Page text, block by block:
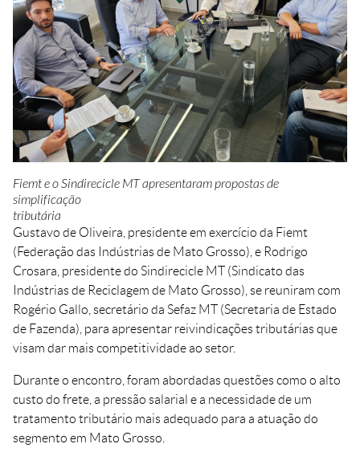
Agenda
Trabalhe Conosco
Portal do Fornecedor
Ouvidoria FIEMT
Certidões
Privacidade e Proteção
de Dados
Balanços Financeiros
Downloads
Fiemt e o Sindirecicle MT apresentaram propostas de
simplificação
tributária
Gustavo de Oliveira, presidente em exercício da Fiemt
(Federação das Indústrias de Mato Grosso), e Rodrigo
Crosara, presidente do Sindirecicle MT (Sindicato das
Indústrias de Reciclagem de Mato Grosso), se reuniram com
Rogério Gallo, secretário da Sefaz MT (Secretaria de Estado
de Fazenda), para apresentar reivindicações tributárias que
visam dar mais competitividade ao setor.
Durante o encontro, foram abordadas questões como o alto
custo do frete, a pressão salarial e a necessidade de um
tratamento tributário mais adequado para a atuação do
segmento em Mato Grosso.